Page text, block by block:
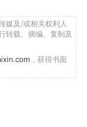
媒及/或相关权利人
转载、摘编、复制及
，获得书面